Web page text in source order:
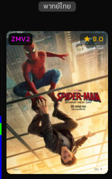
พากย์ไทย
8.0
ZMV2